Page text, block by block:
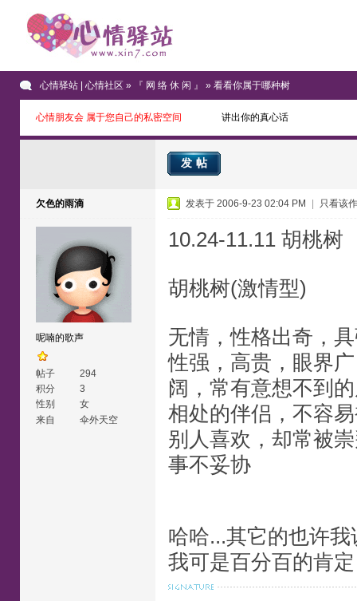
心情驿站 | 心情社区 » 『 网 络 休 闲 』 » 看看你属于哪种树
心情朋友会 属于您自己的私密空间 讲出你的真心话
发帖
欠色的雨滴
呢喃的歌声
帖子
294
积分
3
性别
女
来自
伞外天空
发表于 2006-9-23 02:04 PM 只看该
10.24-11.11 胡桃树
胡桃树(激情型)
无情，性格出奇，
性强，高贵，眼界广
阔，常有意想不到
相处的伴侣，不容
别人喜欢，却常被
事不妥协
哈哈...其它的也许我
我可是百分百的肯